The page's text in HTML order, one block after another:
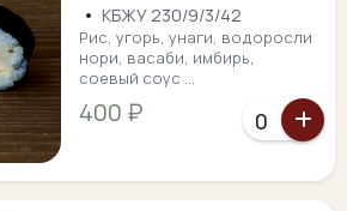
• КБЖУ 230/9/3/42
Рис, угорь, унаги, водоросли
нори, васаби, имбирь,
соевый соус ...
400 ₽